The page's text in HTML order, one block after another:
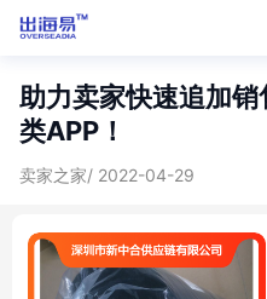
助力卖家快速追加
类APP！
卖家之家/ 2022-04-29